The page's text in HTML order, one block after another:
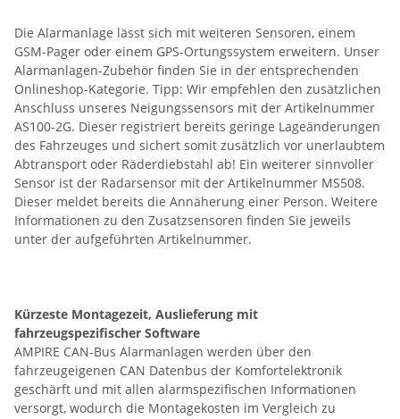
Die Alarmanlage lässt sich mit weiteren Sensoren, einem
GSM-Pager oder einem GPS-Ortungssystem erweitern. Unser
Alarmanlagen-Zubehör finden Sie in der entsprechenden
Onlineshop-Kategorie. Tipp: Wir empfehlen den zusätzlichen
Anschluss unseres Neigungssensors mit der Artikelnummer
AS100-2G. Dieser registriert bereits geringe Lageänderungen
des Fahrzeuges und sichert somit zusätzlich vor unerlaubtem
Abtransport oder Räderdiebstahl ab! Ein weiterer sinnvoller
Sensor ist der Radarsensor mit der Artikelnummer MS508.
Dieser meldet bereits die Annäherung einer Person. Weitere
Informationen zu den Zusatzsensoren finden Sie jeweils
unter der aufgeführten Artikelnummer.
Kürzeste Montagezeit, Auslieferung mit
fahrzeugspezifischer Software
AMPIRE CAN-Bus Alarmanlagen werden über den
fahrzeugeigenen CAN Datenbus der Komfortelektronik
geschärft und mit allen alarmspezifischen Informationen
versorgt, wodurch die Montagekosten im Vergleich zu